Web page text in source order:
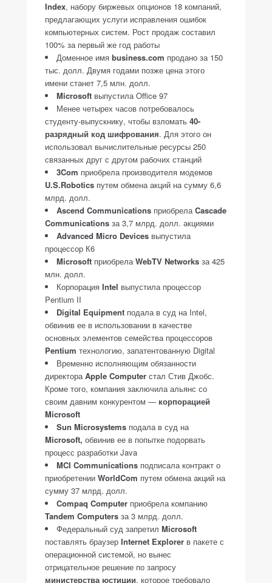
Index, набору биржевых опционов 18 компаний,
предлагающих услуги исправления ошибок
компьютерных систем. Рост продаж составил
100% за первый же год работы
Доменное имя business.com продано за 150
тыс. долл. Двумя годами позже цена этого
имени станет 7,5 млн. долл.
Microsoft выпустила Office 97
Менее четырех часов потребовалось
студенту-выпускнику, чтобы взломать 40-
разрядный код шифрования. Для этого он
использовал вычислительные ресурсы 250
связанных друг с другом рабочих станций
3Com приобрела производителя модемов
U.S.Robotics путем обмена акций на сумму 6,6
млрд. долл.
Ascend Communications приобрелаCascade
Communications за 3,7 млрд. долл. акциями
Advanced Micro Devices выпустила
процессор К6
Microsoft приобрелаWebTV Networks за 425
млн. долл.
Корпорация Intel выпустила процессор
Pentium II
Digital Equipment подала в суд на Intel,
обвинив ее в использовании в качестве
основных элементов семейства процессоров
Pentium технологию, запатентованную Digital
Временно исполняющим обязанности
директораApple Computer стал Стив Джобс.
Кроме того, компания заключила альянс со
своим давним конкурентом — корпорацией
Microsoft
Sun Microsystems подала в суд на
Microsoft, обвинив ее в попытке подорвать
процесс разработки Java
MCI Communications подписала контракт о
приобретении WorldCom путем обмена акций на
сумму 37 млрд. долл.
Compaq Computer приобрела компанию
Tandem Computers за 3 млрд. долл.
Федеральный суд запретил Microsoft
поставлять браузер Internet Explorer в пакете с
операционной системой, но вынес
отрицательное решение по запросу
министерства юстиции, которое требовало